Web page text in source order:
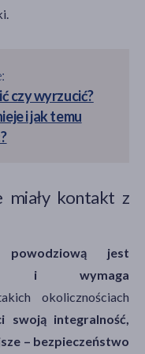
czy wyrzucić?
i jak temu
miały kontakt z
jest
i wymaga
okolicznościach
swoją integralność,
– bezpieczeństwo